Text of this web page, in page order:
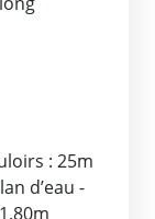
: 25m
d’eau -